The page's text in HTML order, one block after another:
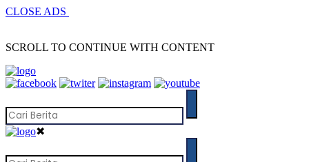
CLOSE ADS
SCROLL TO CONTINUE WITH CONTENT
✖